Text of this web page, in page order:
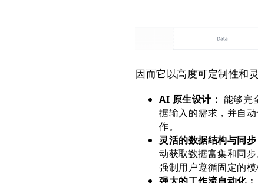
因而它以高度可定制性和
AI 原生设计： 能够完
据输入的需求，并自
作。
灵活的数据结构与同步
动获取数据富集和同
强制用户遵循固定的模